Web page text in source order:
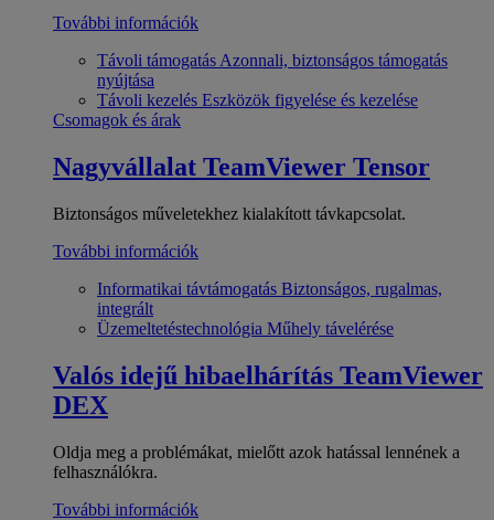
További információk
Távoli támogatás Azonnali, biztonságos támogatás
nyújtása
Távoli kezelés Eszközök figyelése és kezelése
Csomagok és árak
Nagyvállalat TeamViewer Tensor
Biztonságos műveletekhez kialakított távkapcsolat.
További információk
Informatikai távtámogatás Biztonságos, rugalmas,
integrált
Üzemeltetéstechnológia Műhely távelérése
Valós idejű hibaelhárítás TeamViewer
DEX
Oldja meg a problémákat, mielőtt azok hatással lennének a
felhasználókra.
További információk